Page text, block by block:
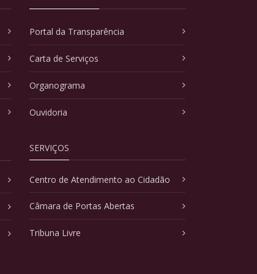
Portal da Transparência
Carta de Serviços
Organograma
Ouvidoria
SERVIÇOS
Centro de Atendimento ao Cidadão
Câmara de Portas Abertas
Tribuna Livre